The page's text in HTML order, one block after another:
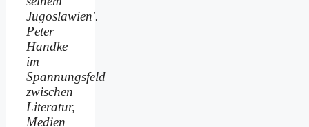
Jugoslawien'.
Peter
Handke
im
Spannungsfeld
zwischen
Literatur,
Medien